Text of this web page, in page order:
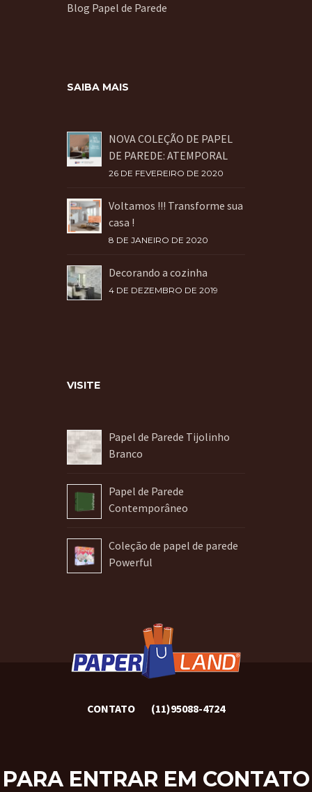
Blog Papel de Parede
SAIBA MAIS
NOVA COLEÇÃO DE PAPEL
DE PAREDE: ATEMPORAL
26 DE FEVEREIRO DE 2020
Voltamos !!! Transforme sua
casa !
8 DE JANEIRO DE 2020
Decorando a cozinha
4 DE DEZEMBRO DE 2019
VISITE
Papel de Parede Tijolinho
Branco
Papel de Parede
Contemporâneo
Coleção de papel de parede
Powerful
CONTATO (11)95088-4724
PARA ENTRAR EM CONTATO